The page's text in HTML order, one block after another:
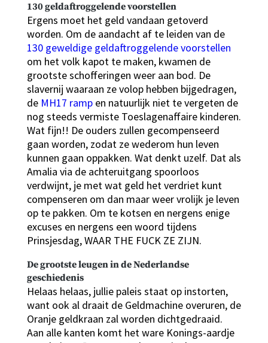
130 geldaftroggelende voorstellen
Ergens moet het geld vandaan getoverd
worden. Om de aandacht af te leiden van de
130 geweldige geldaftroggelende voorstellen
om het volk kapot te maken, kwamen de
grootste schofferingen weer aan bod. De
slavernij waaraan ze volop hebben bijgedragen,
de MH17 rampen natuurlijk niet te vergeten de
nog steeds vermiste Toeslagenaffaire kinderen.
Wat fijn!! De ouders zullen gecompenseerd
gaan worden, zodat ze wederom hun leven
kunnen gaan oppakken. Wat denkt uzelf. Dat als
Amalia via de achteruitgang spoorloos
verdwijnt, je met wat geld het verdriet kunt
compenseren om dan maar weer vrolijk je leven
op te pakken. Om te kotsen en nergens enige
excuses en nergens een woord tijdens
Prinsjesdag, WAAR THE FUCK ZE ZIJN.
De grootste leugen in de Nederlandse
geschiedenis
Helaas helaas, jullie paleis staat op instorten,
want ook al draait de Geldmachine overuren, de
Oranje geldkraan zal worden dichtgedraaid.
Aan alle kanten komt het ware Konings-aardje